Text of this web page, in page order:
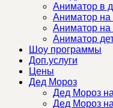
Аниматор в
Аниматор на
Аниматор на
Аниматор
Шоу программы
Доп.услуги
Цены
Дед Мороз
Дед Мороз
Дед Мороз